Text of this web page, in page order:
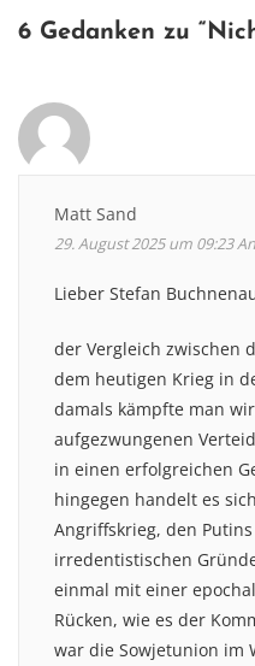
6 Gedanken zu “
Matt Sand
29. August 2025 um 09:23
Lieber Stefan
der Vergleich zwischen
dem heutigen Krieg in
damals kämpfte man
aufgezwungenen
in einen erfolgreichen
hingegen handelt es
Angriffskrieg, den Putins
irredentistischen
einmal mit einer
Rücken, wie es der
war die Sowjetunion im